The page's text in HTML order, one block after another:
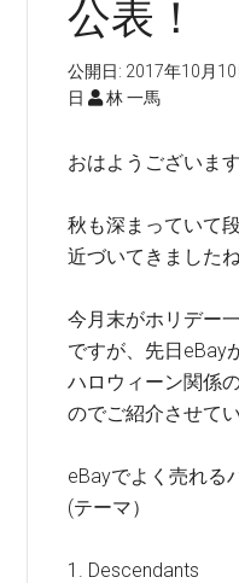
公表！
公開日: 2017年10月10
日
林 一馬
おはようございま
秋も深まっていて
近づいてきましたね
今月末がホリデー
ですが、先日eBay
ハロウィーン関係
のでご紹介させて
eBayでよく売れる
(テーマ）
1. Descendants